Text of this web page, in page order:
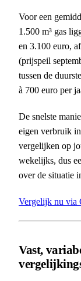
Voor een
1.500 m³ gas
en 3.100 euro,
(prijspeil
tussen de
à 700 euro per
De snelste
eigen verbruik
vergelijken op
wekelijks, dus
over de situatie
Vergelijk nu via
Vast,